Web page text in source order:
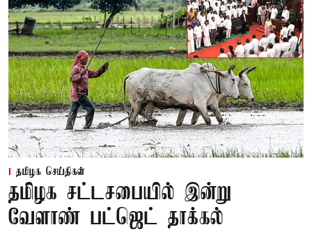
தமிழக செய்திகள்
தமிழக சட்டசபையில் இன்று
வேளாண் பட்ஜெட் தாக்கல்